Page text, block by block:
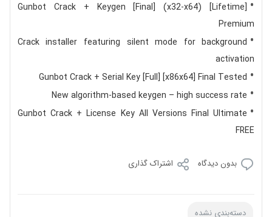
Gunbot Crack + Keygen [Final] (x32-x64) [Lifetime]
Premium
Crack installer featuring silent mode for background
activation
Gunbot Crack + Serial Key [Full] [x86x64] Final Tested
New algorithm-based keygen – high success rate
Gunbot Crack + License Key All Versions Final Ultimate
FREE
بدون دیدگاه اشتراک گذاری
دسته‌بندی نشده